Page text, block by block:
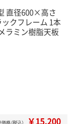
直径600×高さ
クフレーム 1本
ラミン樹脂天板
￥15,200